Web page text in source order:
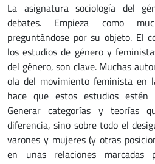
La asignatura sociología del
debates. Empieza como
preguntándose por su objeto. El
los estudios de género y
del género, son clave. Muchas
ola del movimiento feminista en
hace que estos estudios estén
Generar categorías y teorías
diferencia, sino sobre todo el
varones y mujeres (y otras
en unas relaciones